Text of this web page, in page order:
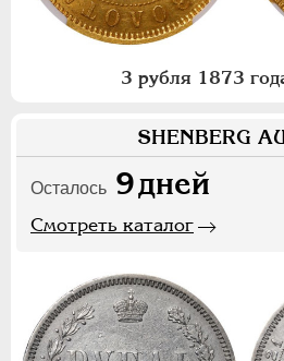
3 рубля 1873
SHENBERG
Осталось 9дней
Смотреть каталог